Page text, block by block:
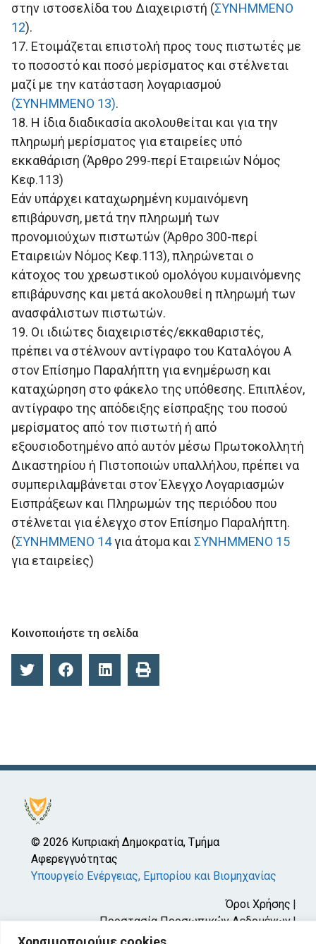
στην ιστοσελίδα του Διαχειριστή (ΣΥΝΗΜΜΕΝΟ
12).
17. Ετοιμάζεται επιστολή προς τους πιστωτές με
το ποσοστό και ποσό μερίσματος και στέλνεται
μαζί με την κατάσταση λογαριασμού
(ΣΥΝΗΜΜΕΝΟ 13).
18. Η ίδια διαδικασία ακολουθείται και για την
πληρωμή μερίσματος για εταιρείες υπό
εκκαθάριση (Άρθρο 299-περί Εταιρειών Νόμος
Κεφ.113)
Εάν υπάρχει καταχωρημένη κυμαινόμενη
επιβάρυνση, μετά την πληρωμή των
προνομιούχων πιστωτών (Άρθρο 300-περί
Εταιρειών Νόμος Κεφ.113), πληρώνεται ο
κάτοχος του χρεωστικού ομολόγου κυμαινόμενης
επιβάρυνσης και μετά ακολουθεί η πληρωμή των
ανασφάλιστων πιστωτών.
19. Οι ιδιώτες διαχειριστές/εκκαθαριστές,
πρέπει να στέλνουν αντίγραφο του Καταλόγου Α
στον Επίσημο Παραλήπτη για ενημέρωση και
καταχώρηση στο φάκελο της υπόθεσης. Επιπλέον,
αντίγραφο της απόδειξης είσπραξης του ποσού
μερίσματος από τον πιστωτή ή από
εξουσιοδοτημένο από αυτόν μέσω Πρωτοκολλητή
Δικαστηρίου ή Πιστοποιών υπαλλήλου, πρέπει να
συμπεριλαμβάνεται στον Έλεγχο Λογαριασμών
Εισπράξεων και Πληρωμών της περιόδου που
στέλνεται για έλεγχο στον Επίσημο Παραλήπτη.
(ΣΥΝΗΜΜΕΝΟ 14για άτομα καιΣΥΝΗΜΜΕΝΟ 15
για εταιρείες)
Κοινοποιήστε τη σελίδα
© 2026 Κυπριακή Δημοκρατία, Τμήμα
Αφερεγγυότητας
Υπουργείο Ενέργειας, Εμπορίου και Βιομηχανίας
Όροι Χρήσης
Προστασία Προσωπικών Δεδομένων